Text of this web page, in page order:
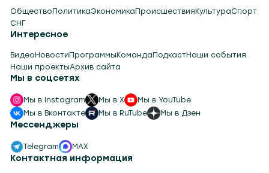
Контактная информация
Общество Происшествия Культура
Спорт
СНГ
Интересное
Видео Программы Команда Подкаст
Наши проекты
Архив сайта
Мы в соцсетях
Мы в Instagram
Мы в YouTube
Мы в Дзен
Мессенджеры
Telegram